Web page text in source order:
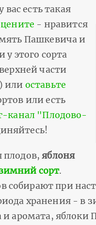
вас есть такая
- нравится
Пашкевича и
у этого сорта
части
или оставьте
или есть
канал "Плодово-
плодов,яблоня
сорт.
при
хранения - в
и аромата,